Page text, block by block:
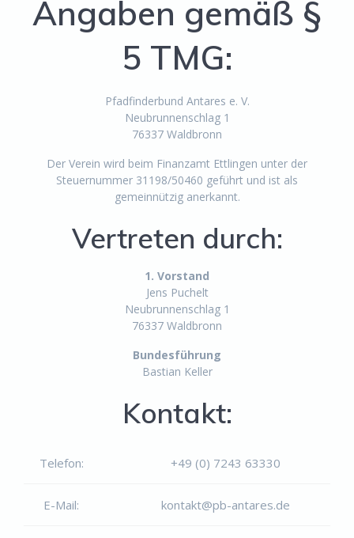
Angaben gemäß §
5 TMG:
Pfadfinderbund Antares e. V.
Neubrunnenschlag 1
76337 Waldbronn
Der Verein wird beim Finanzamt Ettlingen unter der
Steuernummer 31198/50460 geführt und ist als
gemeinnützig anerkannt.
Vertreten durch:
1. Vorstand
Jens Puchelt
Neubrunnenschlag 1
76337 Waldbronn
Bundesführung
Bastian Keller
Kontakt:
Telefon: +49 (0) 7243 63330
E-Mail: kontakt@pb-antares.de